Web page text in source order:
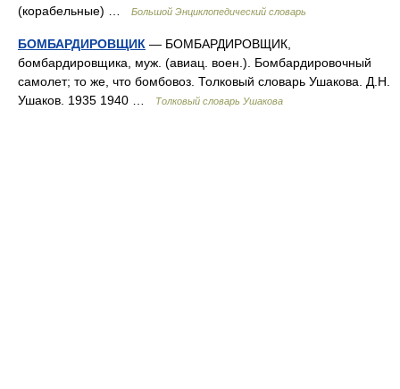
(корабельные) …
Большой Энциклопедический словарь
БОМБАРДИРОВЩИК — БОМБАРДИРОВЩИК,
бомбардировщика, муж. (авиац. воен.). Бомбардировочный
самолет; то же, что бомбовоз. Толковый словарь Ушакова. Д.Н.
Ушаков. 1935 1940 …
Толковый словарь Ушакова